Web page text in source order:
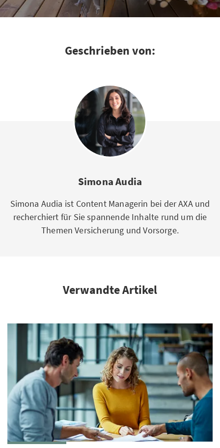
Geschrieben von:
Simona Audia
Simona Audia ist Content Managerin bei der AXA und
recherchiert für Sie spannende Inhalte rund um die
Themen Versicherung und Vorsorge.
Verwandte Artikel